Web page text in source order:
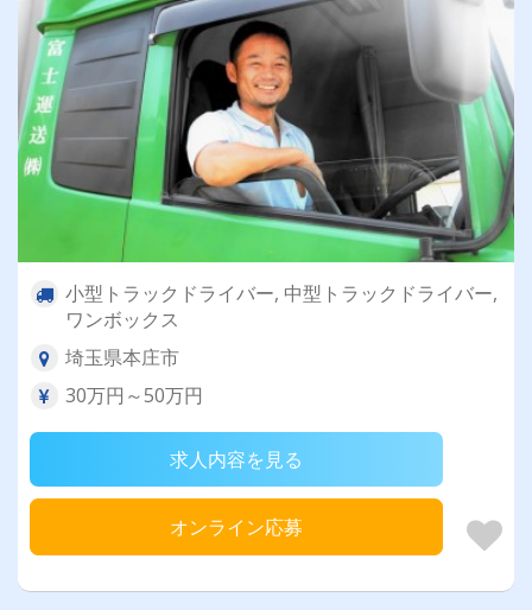
小型トラックドライバー, 中型トラックドライバー,
ワンボックス
埼玉県本庄市
30万円～50万円
求人内容を見る
オンライン応募